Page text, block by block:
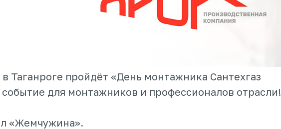
Таганроге пройдёт «День монтажника Сантехгаз
для монтажников и профессионалов отрасли!
«Жемчужина».